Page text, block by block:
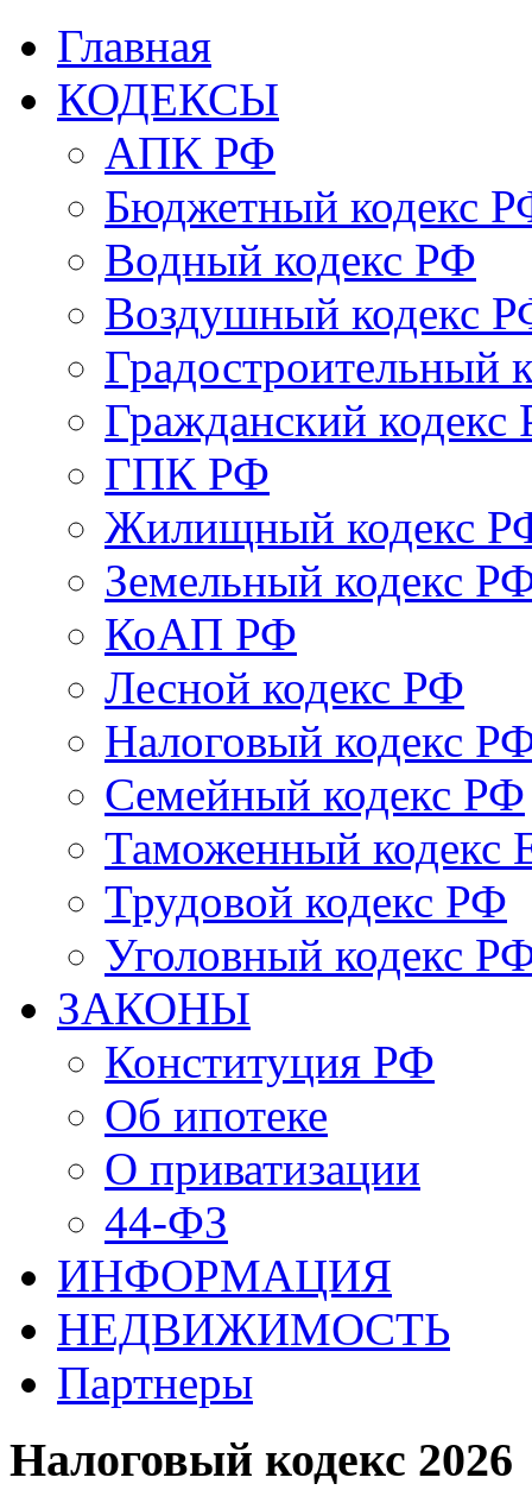
Главная
КОДЕКСЫ
АПК РФ
Бюджетный кодекс
Водный кодекс РФ
Воздушный кодекс
Градостроительный
Гражданский кодекс
ГПК РФ
Жилищный кодекс
Земельный кодекс
КоАП РФ
Лесной кодекс РФ
Налоговый кодекс
Семейный кодекс РФ
Таможенный
Трудовой кодекс РФ
Уголовный кодекс
ЗАКОНЫ
Конституция РФ
Об ипотеке
О приватизации
44-ФЗ
ИНФОРМАЦИЯ
НЕДВИЖИМОСТЬ
Партнеры
Налоговый кодекс 2026